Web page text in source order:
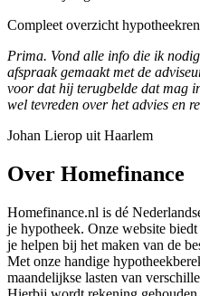
Compleet overzicht
Prima. Vond alle info die ik
afspraak gemaakt met de
voor dat hij terugbelde dat mag
wel tevreden over het advies en
Johan Lierop uit Haarlem
Over Homefinance
Homefinance.nl is dé
je hypotheek. Onze website
je helpen bij het maken van de
Met onze handige
maandelijkse lasten van